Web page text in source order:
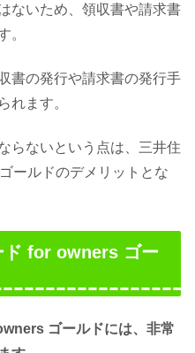
ないため、領収書や請求書
。
書の発行や請求書の発行手
れます。
らないという点は、三井住
ールドのデメリットとな
ド for owners ゴー
ゴールドには、非常